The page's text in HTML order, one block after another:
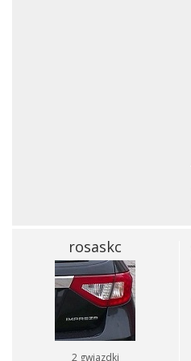
rosaskc
2 gwiazdki